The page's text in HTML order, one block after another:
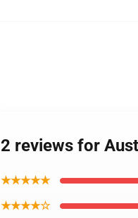
2 reviews for
★★★★★
★★★★☆